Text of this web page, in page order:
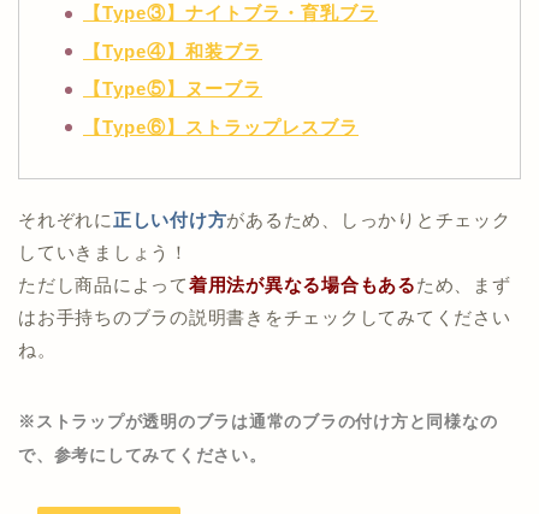
【Type③】ナイトブラ・育乳ブラ
【Type④】和装ブラ
【Type⑤】ヌーブラ
【Type⑥】ストラップレスブラ
それぞれに正しい付け方があるため、しっかりとチェック
していきましょう！
ただし商品によって着用法が異なる場合もあるため、まず
はお手持ちのブラの説明書きをチェックしてみてください
ね。
※ストラップが透明のブラは通常のブラの付け方と同様なの
で、参考にしてみてください。